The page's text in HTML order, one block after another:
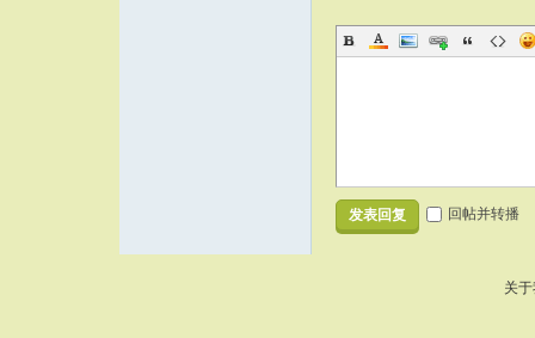
发表回复 回帖并转播
关